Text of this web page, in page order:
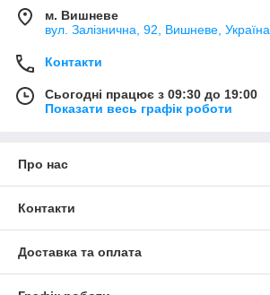
м. Вишневе
вул. Залізнична, 92, Вишневе, Україна
Контакти
Сьогодні працює з 09:30 до 19:00
Показати весь графік роботи
Про нас
Контакти
Доставка та оплата